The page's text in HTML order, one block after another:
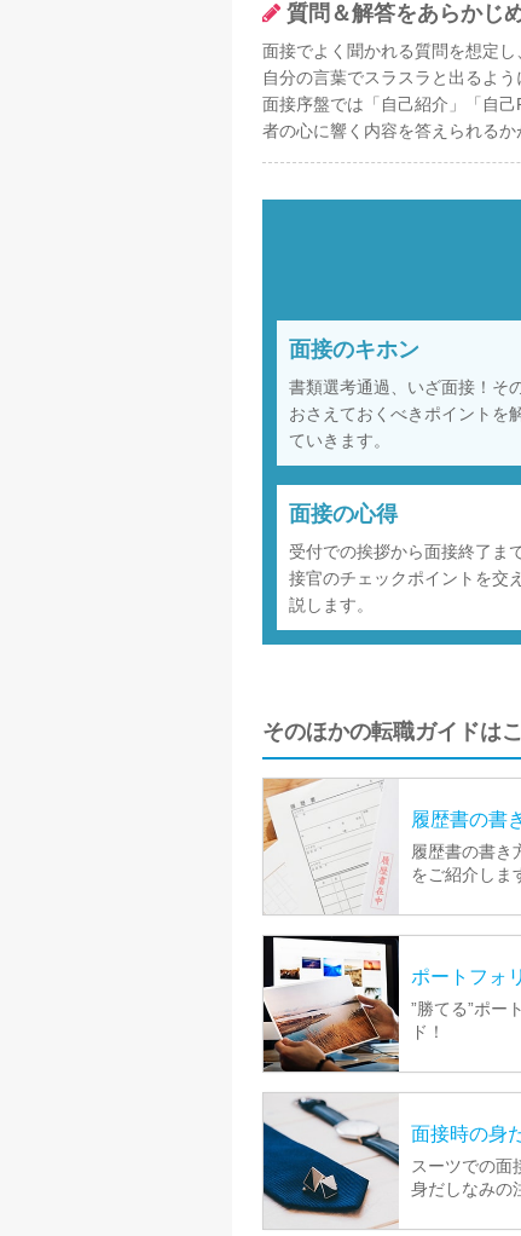
質問＆解答をあらかじ
面接でよく聞かれる質問を想定し
自分の言葉でスラスラと出るよ
面接序盤では「自己紹介」「自
者の心に響く内容を答えられるか
面接のキホン
書類選考通過、いざ面接！そ
おさえておくべきポイントを
ていきます。
面接の心得
受付での挨拶から面接終了ま
接官のチェックポイントを交
説します。
そのほかの転職ガイドは
履歴書の書
履歴書の書き
をご紹介しま
ポートフォ
”勝てる”ポー
ド！
面接時の身
スーツでの面
身だしなみの